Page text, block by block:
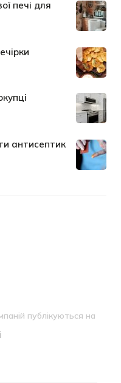
печі для
антисептик
публікуються на